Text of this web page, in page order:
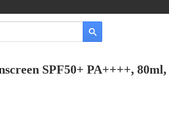
SPF50+ PA++++, 80ml,